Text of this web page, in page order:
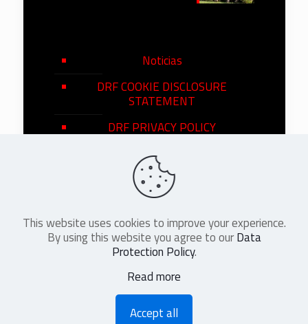
Noticias
DRF COOKIE DISCLOSURE
STATEMENT
DRF PRIVACY POLICY
©2026DRF en Español. All Rights
Reserved
This website uses cookies to improve your experience.
By using this website you agree to ourData
Protection Policy.
Read more
Accept all